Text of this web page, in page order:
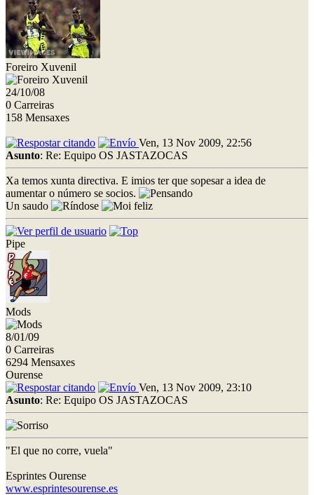
Foreiro Xuvenil
24/10/08
0 Carreiras
158 Mensaxes
Ven, 13 Nov 2009, 22:56
Asunto: Re: Equipo OS JASTAZOCAS
Xa temos xunta directiva. E imios ter que sopesar a idea de
aumentar o número se socios.
Un saudo
Pipe
Mods
8/01/09
0 Carreiras
6294 Mensaxes
Ourense
Ven, 13 Nov 2009, 23:10
Asunto: Re: Equipo OS JASTAZOCAS
"El que no corre, vuela"
Esprintes Ourense
www.esprintesourense.es